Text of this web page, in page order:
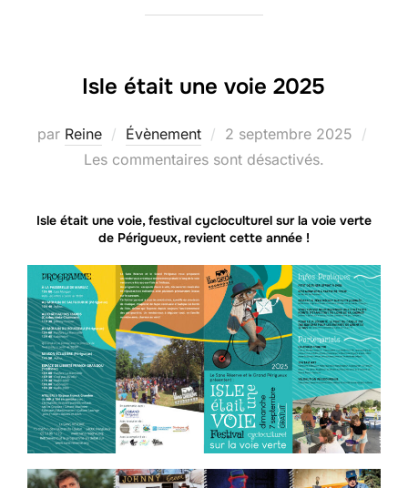
Isle était une voie 2025
par Reine Évènement
Publié
le
2 septembre 2025
Les commentaires sont désactivés.
Isle était une voie, festival cycloculturel sur la voie verte
de Périgueux, revient cette année !